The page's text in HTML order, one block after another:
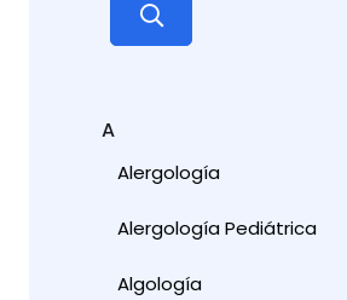
A
Alergología
Alergología Pediátrica
Algología